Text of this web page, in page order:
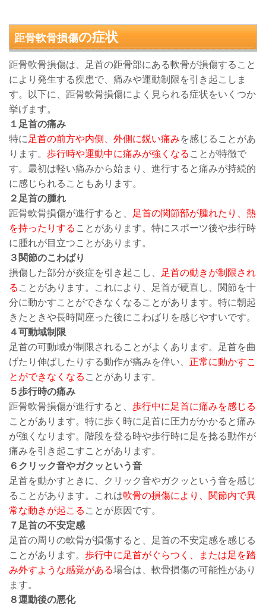
距骨軟骨損傷の症状
距骨軟骨損傷は、足首の距骨部にある軟骨が損傷すること
により発生する疾患で、痛みや運動制限を引き起こしま
す。以下に、距骨軟骨損傷によく見られる症状をいくつか
挙げます。
１ 足首の痛み
特に 足首の前方や内側、外側に鋭い痛みを感じることがあ
ります。 歩行時や運動中に痛みが強くなる ことが特徴で
す。最初は軽い痛みから始まり、進行すると痛みが持続的
に感じられることもあります。
２足首の腫れ
距骨軟骨損傷が進行すると、
足首の関節部が腫れたり、熱
を持ったりする ことがあります。特にスポーツ後や歩行時
に腫れが目立つことがあります。
３関節のこわばり
損傷した部分が炎症を引き起こし、
足首の動きが制限され
る ことがあります。これにより、足首が硬直し、関節を十
分に動かすことができなくなることがあります。特に朝起
きたときや長時間座った後にこわばりを感じやすいです。
４可動域制限
足首の可動域が制限されることがよくあります。足首を曲
げたり伸ばしたりする動作が痛みを伴い、 正常に動かすこ
とができなくなる ことがあります。
５歩行時の痛み
距骨軟骨損傷が進行すると、 歩行中に足首に痛みを感じる
ことがあります。特に歩く時に足首に圧力がかかると痛み
が強くなります。階段を登る時や歩行時に足を捻る動作が
痛みを引き起こすことがあります。
６クリック音やガクッという音
足首を動かすときに、クリック音やガクッという音を感じ
ることがあります。これは軟骨の損傷により、関節内で異
常な動きが起こる ことが原因です。
７足首の不安定感
足首の周りの軟骨が損傷すると、足首の不安定感を感じる
ことがあります。 歩行中に足首がぐらつく、または足を踏
み外すような感覚がある場合は、軟骨損傷の可能性があり
ます。
８運動後の悪化